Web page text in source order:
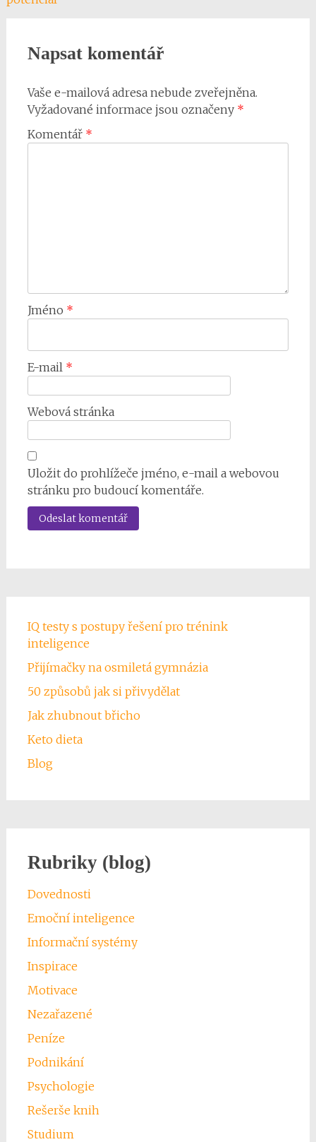
Napsat komentář
Vaše e-mailová adresa nebude zveřejněna.
Vyžadované informace jsou označeny *
Komentář *
Jméno *
E-mail *
Webová stránka
Uložit do prohlížeče jméno, e-mail a webovou
stránku pro budoucí komentáře.
IQ testy s postupy řešení pro trénink
inteligence
Přijímačky na osmiletá gymnázia
50 způsobů jak si přivydělat
Jak zhubnout břicho
Keto dieta
Blog
Rubriky (blog)
Dovednosti
Emoční inteligence
Informační systémy
Inspirace
Motivace
Nezařazené
Peníze
Podnikání
Psychologie
Rešerše knih
Studium